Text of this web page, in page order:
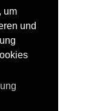
um
und